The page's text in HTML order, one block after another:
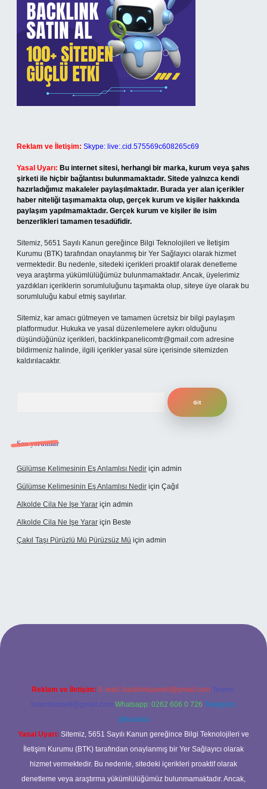
Reklam ve İletişim: Skype: live:.cid.575569c608265c69
Yasal Uyarı: Bu internet sitesi, herhangi bir marka, kurum veya şahıs
şirketi ile hiçbir bağlantısı bulunmamaktadır. Sitede yalnızca kendi
hazırladığımız makaleler paylaşılmaktadır. Burada yer alan içerikler
haber niteliği taşımamakta olup, gerçek kurum ve kişiler hakkında
paylaşım yapılmamaktadır. Gerçek kurum ve kişiler ile isim
benzerlikleri tamamen tesadüfidir.
Sitemiz, 5651 Sayılı Kanun gereğince Bilgi Teknolojileri ve İletişim
Kurumu (BTK) tarafından onaylanmış bir Yer Sağlayıcı olarak hizmet
vermektedir. Bu nedenle, sitedeki içerikleri proaktif olarak denetleme
veya araştırma yükümlülüğümüz bulunmamaktadır. Ancak, üyelerimiz
yazdıkları içeriklerin sorumluluğunu taşımakta olup, siteye üye olarak bu
sorumluluğu kabul etmiş sayılırlar.
Sitemiz, kar amacı gütmeyen ve tamamen ücretsiz bir bilgi paylaşım
platformudur. Hukuka ve yasal düzenlemelere aykırı olduğunu
düşündüğünüz içerikleri, backlinkpanelicomtr@gmail.com adresine
bildirmeniz halinde, ilgili içerikler yasal süre içerisinde sitemizden
kaldırılacaktır.
Son yorumlar
Gülümse Kelimesinin Eş Anlamlısı Nedir için admin
Gülümse Kelimesinin Eş Anlamlısı Nedir için Çağıl
Alkolde Cila Ne Işe Yarar için admin
Alkolde Cila Ne Işe Yarar için Beste
Çakıl Taşı Pürüzlü Mü Pürüzsüz Mü için admin
Reklam ve İletişim: E-mail: backlinkpaneli@gmail.com Teams:
forumhizmeti@gmail.com Whatsapp: 0262 606 0 726 Telegram:
@karabul
Yasal Uyarı: Sitemiz, 5651 Sayılı Kanun gereğince Bilgi Teknolojileri ve
İletişim Kurumu (BTK) tarafından onaylanmış bir Yer Sağlayıcı olarak
hizmet vermektedir. Bu nedenle, sitedeki içerikleri proaktif olarak
denetleme veya araştırma yükümlülüğümüz bulunmamaktadır. Ancak,